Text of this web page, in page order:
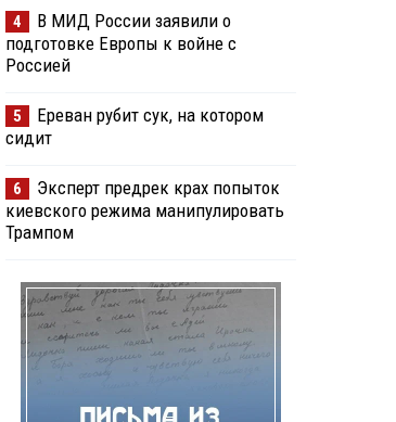
4
В МИД России заявили о
подготовке Европы к войне с
Россией
5
Ереван рубит сук, на котором
сидит
6
Эксперт предрек крах попыток
киевского режима манипулировать
Трампом